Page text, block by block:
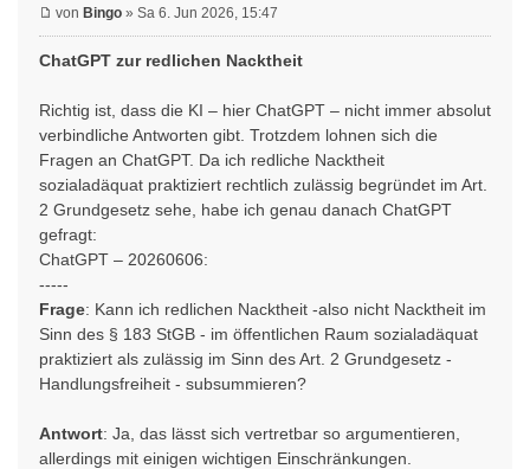
von Bingo » Sa 6. Jun 2026, 15:47
ChatGPT zur redlichen Nacktheit
Richtig ist, dass die KI – hier ChatGPT – nicht immer absolut
verbindliche Antworten gibt. Trotzdem lohnen sich die
Fragen an ChatGPT. Da ich redliche Nacktheit
sozialadäquat praktiziert rechtlich zulässig begründet im Art.
2 Grundgesetz sehe, habe ich genau danach ChatGPT
gefragt:
ChatGPT – 20260606:
-----
Frage: Kann ich redlichen Nacktheit -also nicht Nacktheit im
Sinn des § 183 StGB - im öffentlichen Raum sozialadäquat
praktiziert als zulässig im Sinn des Art. 2 Grundgesetz -
Handlungsfreiheit - subsummieren?
Antwort: Ja, das lässt sich vertretbar so argumentieren,
allerdings mit einigen wichtigen Einschränkungen.